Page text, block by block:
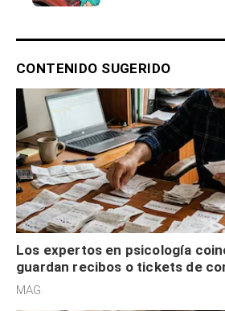
CONTENIDO SUGERIDO
Los expertos en psicología
guardan recibos o tickets de
son acumuladores, sino que
MAG.